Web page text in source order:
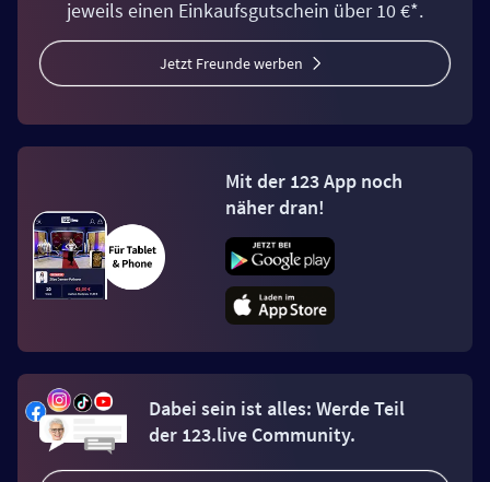
jeweils einen Einkaufsgutschein über 10 €*.
Jetzt Freunde werben
Mit der 123 App noch
näher dran!
Dabei sein ist alles: Werde Teil
der 123.live Community.